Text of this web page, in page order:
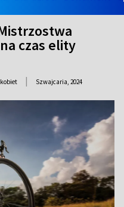
czas elity
| Szwajcaria, 2024